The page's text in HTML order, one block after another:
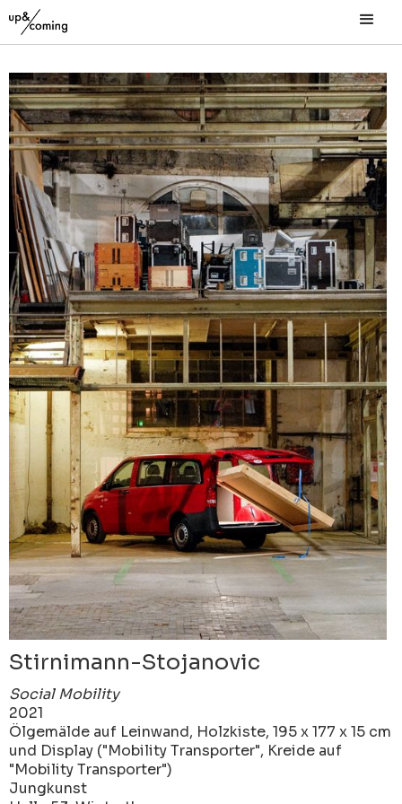
Stirnimann-Stojanovic
Social Mobility
2021
Ölgemälde auf Leinwand, Holzkiste, 195 x 177 x 15 cm
und Display ("Mobility Transporter", Kreide auf
"Mobility Transporter")
Jungkunst